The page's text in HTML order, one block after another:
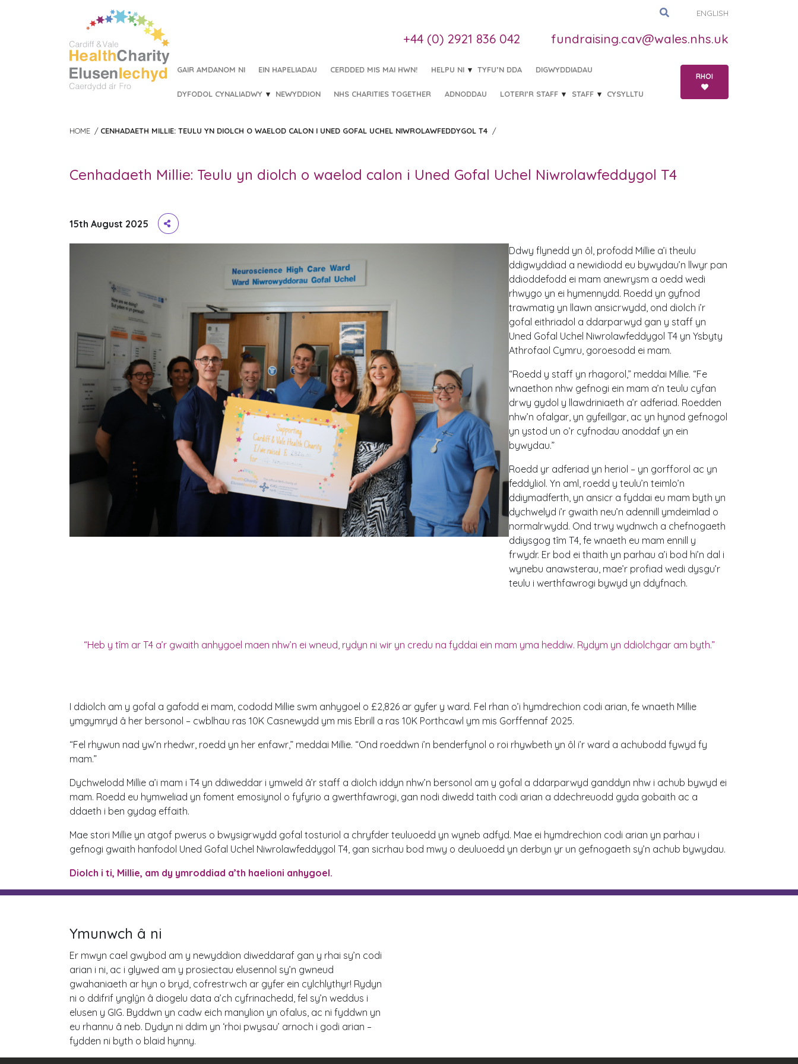
ENGLISH
+44 (0) 2921 836 042 fundraising.cav@wales.nhs.uk
GAIR AMDANOM NI EIN HAPELIADAU CERDDED MIS MAI HWN! HELPU NI TYFU’N DDA DIGWYDDIADAU
DYFODOL CYNALIADWY NEWYDDION NHS CHARITIES TOGETHER ADNODDAU LOTERI’R STAFF STAFF CYSYLLTU
RHOI
HOME / CENHADAETH MILLIE: TEULU YN DIOLCH O WAELOD CALON I UNED GOFAL UCHEL NIWROLAWFEDDYGOL T4 /
Cenhadaeth Millie: Teulu yn diolch o waelod calon i Uned Gofal Uchel Niwrolawfeddygol T4
15th August 2025
Ddwy flynedd yn ôl, profodd Millie a’i theulu
ddigwyddiad a newidiodd eu bywydau’n llwyr pan
ddioddefodd ei mam anewrysm a oedd wedi
rhwygo yn ei hymennydd. Roedd yn gyfnod
trawmatig yn llawn ansicrwydd, ond diolch i’r
gofal eithriadol a ddarparwyd gan y staff yn
Uned Gofal Uchel Niwrolawfeddygol T4 yn Ysbyty
Athrofaol Cymru, goroesodd ei mam.
“Roedd y staff yn rhagorol,” meddai Millie. “Fe
wnaethon nhw gefnogi ein mam a’n teulu cyfan
drwy gydol y llawdriniaeth a’r adferiad. Roedden
nhw’n ofalgar, yn gyfeillgar, ac yn hynod gefnogol
yn ystod un o’r cyfnodau anoddaf yn ein
bywydau.”
Roedd yr adferiad yn heriol – yn gorfforol ac yn
feddyliol. Yn aml, roedd y teulu’n teimlo’n
ddiymadferth, yn ansicr a fyddai eu mam byth yn
dychwelyd i’r gwaith neu’n adennill ymdeimlad o
normalrwydd. Ond trwy wydnwch a chefnogaeth
ddiysgog tîm T4, fe wnaeth eu mam ennill y
frwydr. Er bod ei thaith yn parhau a’i bod hi’n dal i
wynebu anawsterau, mae’r profiad wedi dysgu’r
teulu i werthfawrogi bywyd yn ddyfnach.
“Heb y tîm ar T4 a’r gwaith anhygoel maen nhw’n ei wneud, rydyn ni wir yn credu na fyddai ein mam yma heddiw. Rydym yn ddiolchgar am byth.”
I ddiolch am y gofal a gafodd ei mam, cododd Millie swm anhygoel o £2,826 ar gyfer y ward. Fel rhan o’i hymdrechion codi arian, fe wnaeth Millie
ymgymryd â her bersonol – cwblhau ras 10K Casnewydd ym mis Ebrill a ras 10K Porthcawl ym mis Gorffennaf 2025.
“Fel rhywun nad yw’n rhedwr, roedd yn her enfawr,” meddai Millie. “Ond roeddwn i’n benderfynol o roi rhywbeth yn ôl i’r ward a achubodd fywyd fy
mam.”
Dychwelodd Millie a’i mam i T4 yn ddiweddar i ymweld â’r staff a diolch iddyn nhw’n bersonol am y gofal a ddarparwyd ganddyn nhw i achub bywyd ei
mam. Roedd eu hymweliad yn foment emosiynol o fyfyrio a gwerthfawrogi, gan nodi diwedd taith codi arian a ddechreuodd gyda gobaith ac a
ddaeth i ben gydag effaith.
Mae stori Millie yn atgof pwerus o bwysigrwydd gofal tosturiol a chryfder teuluoedd yn wyneb adfyd. Mae ei hymdrechion codi arian yn parhau i
gefnogi gwaith hanfodol Uned Gofal Uchel Niwrolawfeddygol T4, gan sicrhau bod mwy o deuluoedd yn derbyn yr un gefnogaeth sy’n achub bywydau.
Diolch i ti, Millie, am dy ymroddiad a’th haelioni anhygoel.
Ymunwch â ni
Er mwyn cael gwybod am y newyddion diweddaraf gan y rhai sy’n codi
arian i ni, ac i glywed am y prosiectau elusennol sy’n gwneud
gwahaniaeth ar hyn o bryd, cofrestrwch ar gyfer ein cylchlythyr! Rydyn
ni o ddifrif ynglŷn â diogelu data a’ch cyfrinachedd, fel sy’n weddus i
elusen y GIG. Byddwn yn cadw eich manylion yn ofalus, ac ni fyddwn yn
eu rhannu â neb. Dydyn ni ddim yn ‘rhoi pwysau’ arnoch i godi arian –
fydden ni byth o blaid hynny.